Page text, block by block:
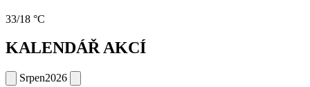
33/18 °C
KALENDÁŘ AKCÍ
Srpen2026